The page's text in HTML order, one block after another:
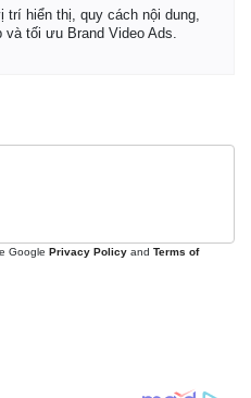
trí hiển thị, quy cách nội dung,
và tối ưu Brand Video Ads.
Google Privacy Policy and Terms of